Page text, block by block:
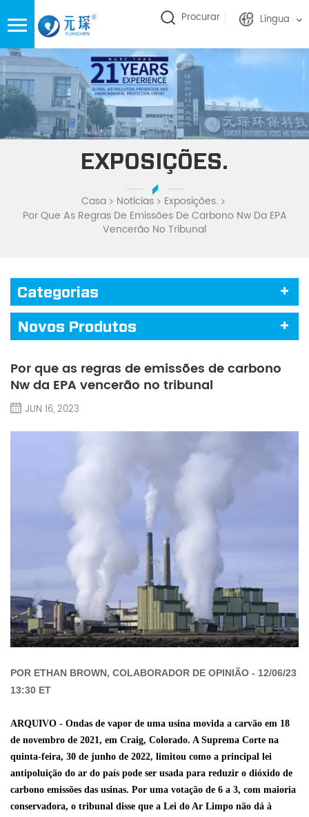
Procurar Língua
EXPOSIÇÕES.
Casa Notícias
Exposições.
Por Que As Regras De Emissões De Carbono Nw Da EPA
Vencerão No Tribunal
Categorias
Novos Produtos
Por que as regras de emissões de carbono
Nw da EPA vencerão no tribunal
JUN 16, 2023
POR ETHAN BROWN, COLABORADOR DE OPINIÃO - 12/06/23
13:30 ET
ARQUIVO - Ondas de vapor de uma usina movida a carvão em 18
de novembro de 2021, em Craig, Colorado. A Suprema Corte na
quinta-feira, 30 de junho de 2022, limitou como a principal lei
antipoluição do ar do país pode ser usada para reduzir o dióxido de
carbono emissões das usinas. Por uma votação de 6 a 3, com maioria
conservadora, o tribunal disse que a Lei do Ar Limpo não dá à